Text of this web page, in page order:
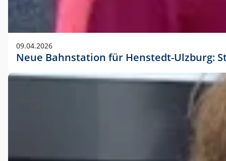
09.04.2026
Neue Bahnstation für Henstedt-Ulzburg: